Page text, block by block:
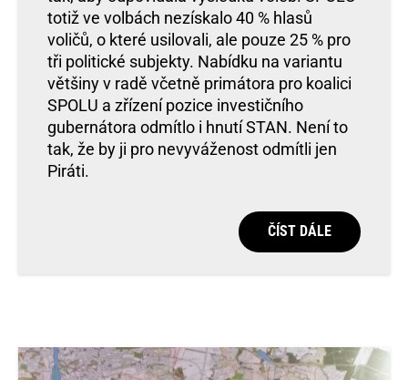
totiž ve volbách nezískalo 40 % hlasů
voličů, o které usilovali, ale pouze 25 % pro
tři politické subjekty. Nabídku na variantu
většiny v radě včetně primátora pro koalici
SPOLU a zřízení pozice investičního
gubernátora odmítlo i hnutí STAN. Není to
tak, že by ji pro nevyváženost odmítli jen
Piráti.
ČÍST DÁLE